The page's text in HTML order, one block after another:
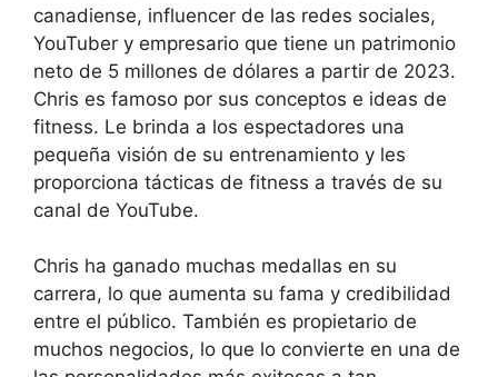
canadiense, influencer de las redes sociales,
YouTuber y empresario que tiene un patrimonio
neto de 5 millones de dólares a partir de 2023.
Chris es famoso por sus conceptos e ideas de
fitness. Le brinda a los espectadores una
pequeña visión de su entrenamiento y les
proporciona tácticas de fitness a través de su
canal de YouTube.
Chris ha ganado muchas medallas en su
carrera, lo que aumenta su fama y credibilidad
entre el público. También es propietario de
muchos negocios, lo que lo convierte en una de